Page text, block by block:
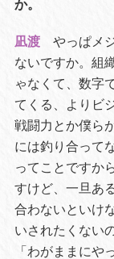
か。
凪渡
やっぱメ
ないですか。組
ゃなくて、数字
てくる、よりビ
戦闘力とか僕ら
には釣り合って
ってことですか
すけど、一旦あ
合わないといけ
いされたくない
「わがままにや